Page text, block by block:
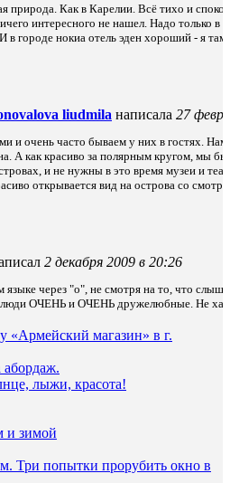
природа. Как в Карелии. Всё тихо и
интересного не нашел. Надо только в
городе нокиа отель эден хороший - я там
liudmila написала 27
и очень часто бываем у них в гостях. Нам
А как красиво за полярным кругом, мы
и не нужны в это время музеи и
открывается вид на острова со
2 декабря 2009 в 20:26
языке через "о", не смотря на то, что
люди ОЧЕНЬ и ОЧЕНЬ дружелюбные. Не
«Армейский магазин» в г.
лыжи, красота!
зимой
Три попытки прорубить окно в